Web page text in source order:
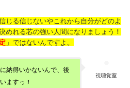
じる信じないやこれから自分がどのよ
めれる芯の強い人間になりましょう！
」ではないんですよ。
視聴覚室
納得いかないんで、後
ますっ！